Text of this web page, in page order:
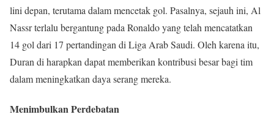
lini depan, terutama dalam mencetak gol. Pasalnya, sejauh ini, Al
Nassr terlalu bergantung pada Ronaldo yang telah mencatatkan
14 gol dari 17 pertandingan di Liga Arab Saudi. Oleh karena itu,
Duran di harapkan dapat memberikan kontribusi besar bagi tim
dalam meningkatkan daya serang mereka.
Menimbulkan Perdebatan